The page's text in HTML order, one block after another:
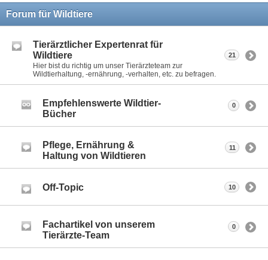
Forum für Wildtiere
Tierärztlicher Expertenrat für
Wildtiere
Hier bist du richtig um unser Tierärzteteam zur
Wildtierhaltung, -ernährung, -verhalten, etc. zu befragen.
21
Empfehlenswerte Wildtier-
Bücher
0
Pflege, Ernährung &
Haltung von Wildtieren
11
Off-Topic 10
Fachartikel von unserem
Tierärzte-Team
0